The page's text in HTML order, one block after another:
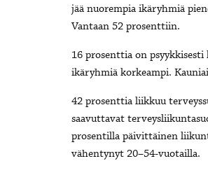
jää nuorempia ikäryhmiä
Vantaan 52 prosenttiin.
16 prosenttia on
ikäryhmiä korkeampi.
42 prosenttia liikkuu
saavuttavat
prosentilla päivittäinen
vähentynyt 20–54-vuotailla.